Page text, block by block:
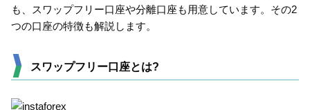
も、スワップフリー口座や分離口座も用意しています。その2
つの口座の特徴も解説します。
スワップフリー口座とは?